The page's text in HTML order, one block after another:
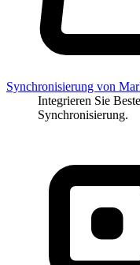
Synchronisierung von
Integrieren Sie
Synchronisierung.